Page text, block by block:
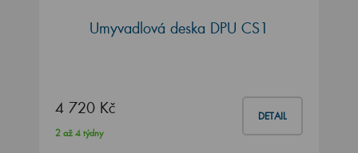
Umyvadlová deska DPU CS1
4 720 Kč DETAIL
2 až 4 týdny